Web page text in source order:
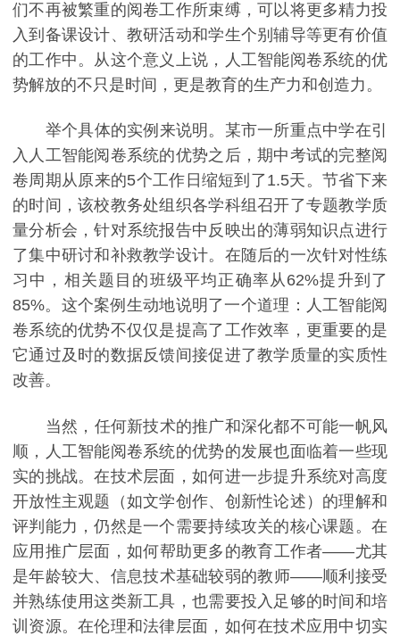
们不再被繁重的阅卷工作所束缚，可以将更多精力投
入到备课设计、教研活动和学生个别辅导等更有价值
的工作中。从这个意义上说，人工智能阅卷系统的优
势解放的不只是时间，更是教育的生产力和创造力。
举个具体的实例来说明。某市一所重点中学在引
入人工智能阅卷系统的优势之后，期中考试的完整阅
卷周期从原来的5个工作日缩短到了1.5天。节省下来
的时间，该校教务处组织各学科组召开了专题教学质
量分析会，针对系统报告中反映出的薄弱知识点进行
了集中研讨和补救教学设计。在随后的一次针对性练
习中，相关题目的班级平均正确率从62%提升到了
85%。这个案例生动地说明了一个道理：人工智能阅
卷系统的优势不仅仅是提高了工作效率，更重要的是
它通过及时的数据反馈间接促进了教学质量的实质性
改善。
当然，任何新技术的推广和深化都不可能一帆风
顺，人工智能阅卷系统的优势的发展也面临着一些现
实的挑战。在技术层面，如何进一步提升系统对高度
开放性主观题（如文学创作、创新性论述）的理解和
评判能力，仍然是一个需要持续攻关的核心课题。在
应用推广层面，如何帮助更多的教育工作者——尤其
是年龄较大、信息技术基础较弱的教师——顺利接受
并熟练使用这类新工具，也需要投入足够的时间和培
训资源。在伦理和法律层面，如何在技术应用中切实